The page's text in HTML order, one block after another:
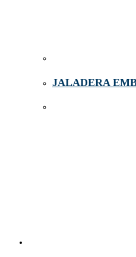
JALADERA